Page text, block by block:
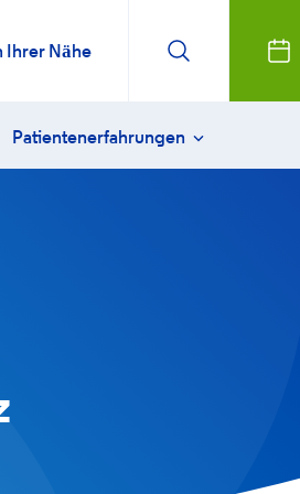
Ihrer Nähe
Patientenerfahrungen